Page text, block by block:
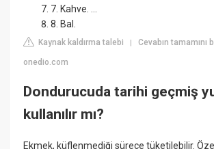
7. Kahve. ...
8. Bal.
Kaynak kaldırma talebi |Cevabın tamamını
onedio.com
Dondurucuda tarihi geçmiş
kullanılır mı?
Ekmek, küflenmediği sürece tüketilebilir.